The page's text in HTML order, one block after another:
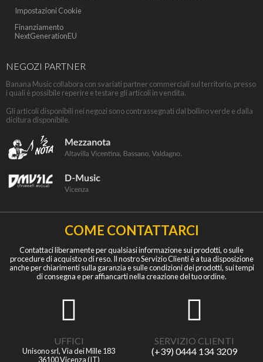
Impostazioni Cookie
Finanziamento
NextGenerationEU
NEGOZI PARTNER
Banana Music collabora con svariati partner commerciali sul territorio, presso
i quali è possibile reperire e testare gli articoli in vendita.
Gli articoli disponibili nei negozi sono contrassegnati dal bollino verde e dalla
dicitura disponibile.
COME CONTATTARCI
Contattaci liberamente per qualsiasi informazione sui prodotti, o sulle
procedure di acquisto o di reso. Il nostro Servizio Clienti è a tua disposizione
anche per chiarimenti sulla garanzia e sulle condizioni dei prodotti, sui tempi
di consegna e per affiancarti nella creazione del tuo ordine.
UFFICI
Unisono srl, Via dei Mille 183
36100 Vicenza (IT)
SERVIZIO CLIENTI
(+39) 0444 134 3209